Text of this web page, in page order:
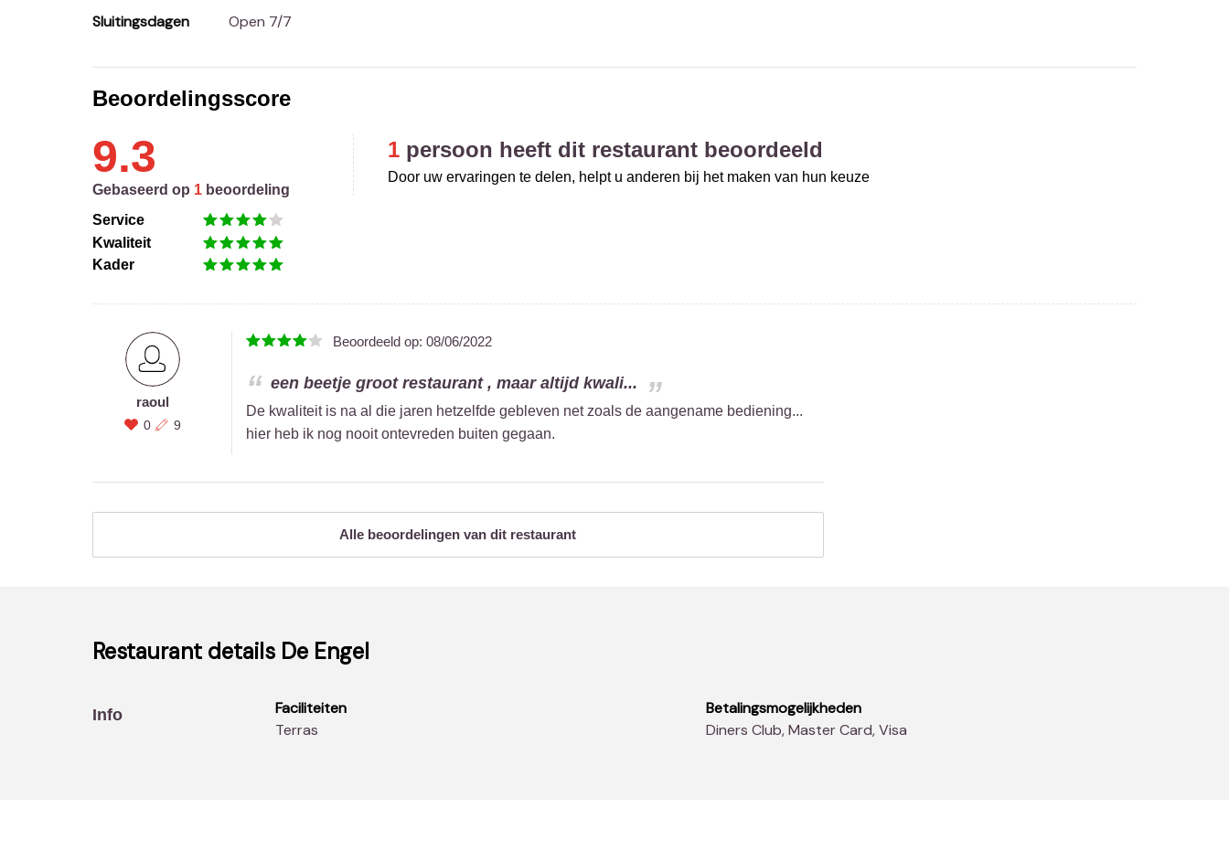
Sluitingsdagen
Open 7/7
Beoordelingsscore
9.3
Gebaseerd op 1 beoordeling
Service
Kwaliteit
Kader
1 persoon heeft dit restaurant beoordeeld
Door uw ervaringen te delen, helpt u anderen bij het maken van hun keuze
raoul
0 9
Beoordeeld op: 08/06/2022
een beetje groot restaurant , maar altijd kwali...
De kwaliteit is na al die jaren hetzelfde gebleven net zoals de aangename bediening...
hier heb ik nog nooit ontevreden buiten gegaan.
Alle beoordelingen van dit restaurant
Restaurant details De Engel
Info
Faciliteiten
Terras
Betalingsmogelijkheden
Diners Club, Master Card, Visa